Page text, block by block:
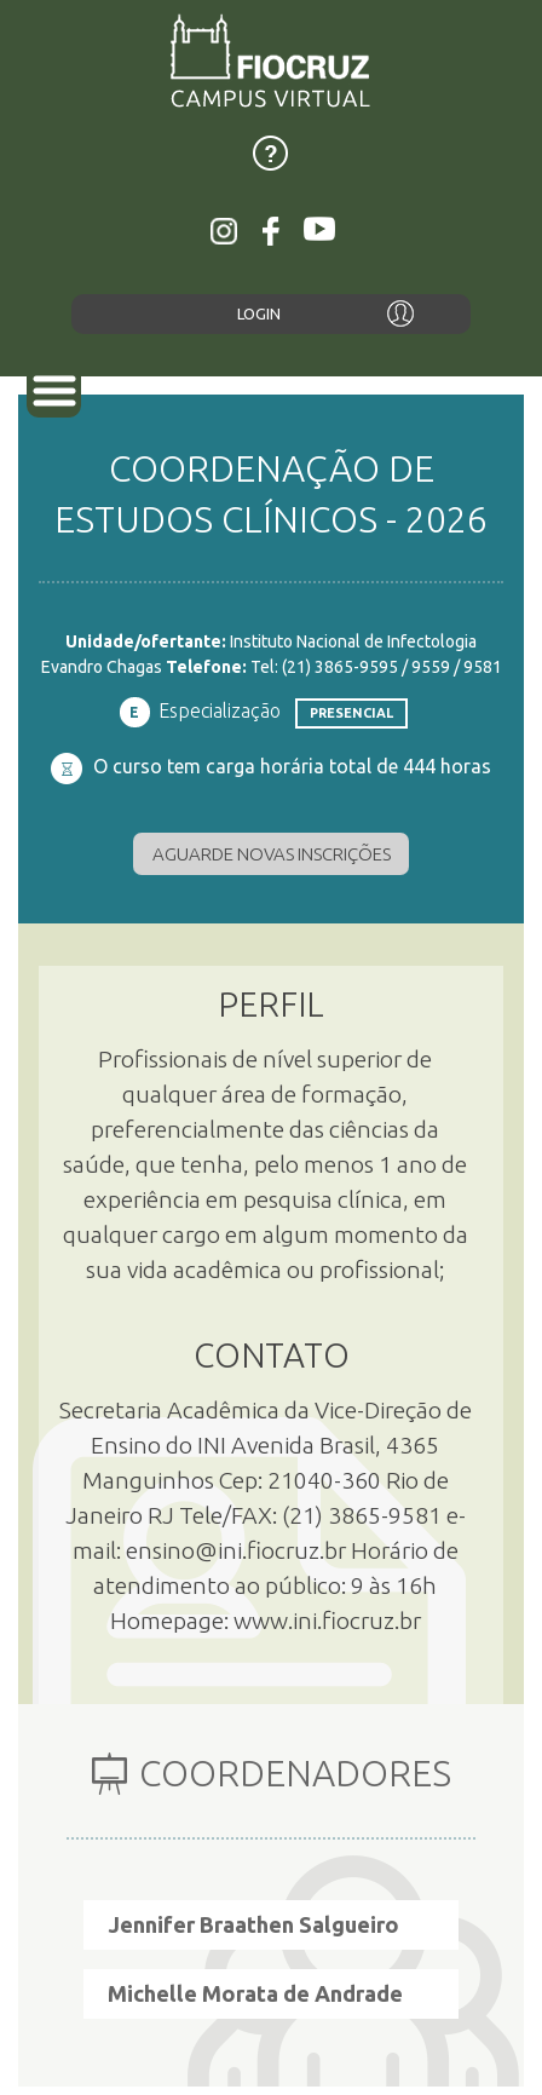
LOGIN
SOBRE
PLATAFORMAS
DOCUMENTOS
DOCENTES
INSCRIÇÃO E SELEÇÃO
COORDENAÇÃO DE
ESTUDOS CLÍNICOS - 2026
Unidade/ofertante: Instituto Nacional de Infectologia
Evandro Chagas Telefone: Tel: (21) 3865-9595 / 9559 / 9581
E Especialização PRESENCIAL
O curso tem carga horária total de 444 horas
AGUARDE NOVAS INSCRIÇÕES
PERFIL
Profissionais de nível superior de
qualquer área de formação,
preferencialmente das ciências da
saúde, que tenha, pelo menos 1 ano de
experiência em pesquisa clínica, em
qualquer cargo em algum momento da
sua vida acadêmica ou profissional;
CONTATO
Secretaria Acadêmica da Vice-Direção de
Ensino do INI Avenida Brasil, 4365
Manguinhos Cep: 21040-360 Rio de
Janeiro RJ Tele/FAX: (21) 3865-9581 e-
mail: ensino@ini.fiocruz.br Horário de
atendimento ao público: 9 às 16h
Homepage: www.ini.fiocruz.br
COORDENADORES
Jennifer Braathen Salgueiro
Michelle Morata de Andrade